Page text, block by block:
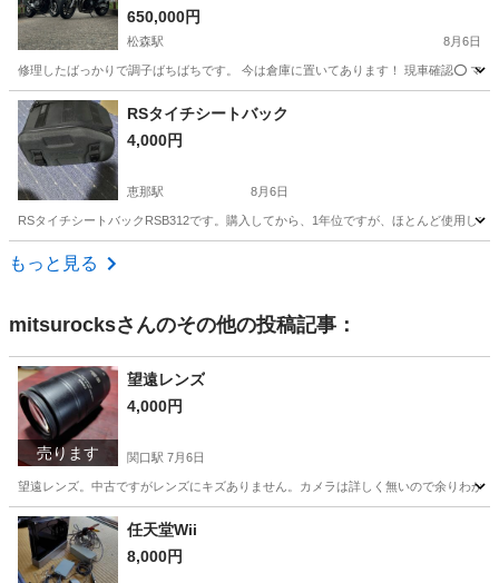
650,000円
松森駅 8月6日
修理したばっかりで調子ばちばちです。 今は倉庫に置いてあります！ 現車確認⭕️ マ
岐阜 美濃市 松森駅 ホンダ
RSタイチシートバック
4,000円
恵那駅 8月6日
RSタイチシートバックRSB312です。購入してから、1年位ですが、ほとんど使用し
岐阜 中津川市
もっと見る
mitsurocksさんのその他の投稿記事：
売ります
望遠レンズ
4,000円
関口駅 7月6日
望遠レンズ。中古ですがレンズにキズありません。カメラは詳しく無いので余りわか
岐阜 関市 関口駅
任天堂Wii
8,000円